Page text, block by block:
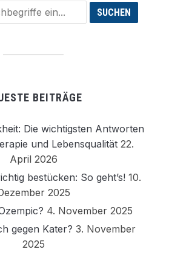
BEITRÄGE
Die wichtigsten Antworten
und Lebensqualität 22.
April 2026
bestücken: So geht’s! 10.
2025
4. November 2025
gegen Kater? 3. November
2025